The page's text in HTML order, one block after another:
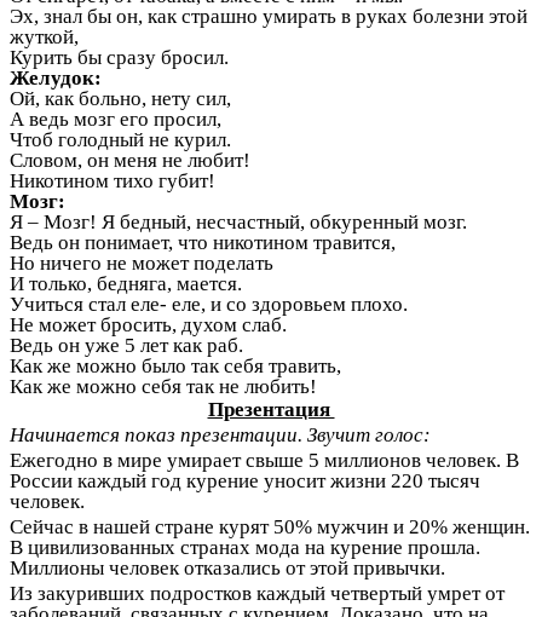
Эх, знал бы он, как страшно умирать в руках болезни этой
жуткой,
Курить бы сразу бросил.
Желудок:
Ой, как больно, нету сил,
А ведь мозг его просил,
Чтоб голодный не курил.
Словом, он меня не любит!
Никотином тихо губит!
Мозг:
Я – Мозг! Я бедный, несчастный, обкуренный мозг.
Ведь он понимает, что никотином травится,
Но ничего не может поделать
И только, бедняга, мается.
Учиться стал еле- еле, и со здоровьем плохо.
Не может бросить, духом слаб.
Ведь он уже 5 лет как раб.
Как же можно было так себя травить,
Как же можно себя так не любить!
Презентация
Начинается показ презентации. Звучит голос:
Ежегодно в мире умирает свыше 5 миллионов человек. В
России каждый год курение уносит жизни 220 тысяч
человек.
Сейчас в нашей стране курят 50% мужчин и 20% женщин.
В цивилизованных странах мода на курение прошла.
Миллионы человек отказались от этой привычки.
Из закуривших подростков каждый четвертый умрет от